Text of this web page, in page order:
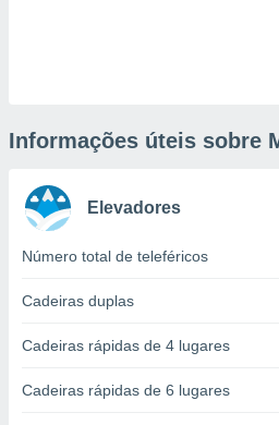
nós e
únicos
para
e
como a
IP e
Informações úteis sobre
Elevadores
Número total de teleféricos
Cadeiras duplas
Cadeiras rápidas de 4 lugares
Cadeiras rápidas de 6 lugares